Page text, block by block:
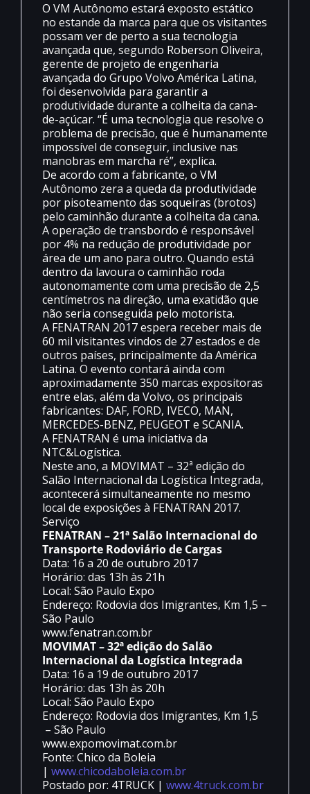
O VM Autônomo estará exposto estático
no estande da marca para que os visitantes
possam ver de perto a sua tecnologia
avançada que, segundo Roberson Oliveira,
gerente de projeto de engenharia
avançada do Grupo Volvo América Latina,
foi desenvolvida para garantir a
produtividade durante a colheita da cana-
de-açúcar. “É uma tecnologia que resolve o
problema de precisão, que é humanamente
impossível de conseguir, inclusive nas
manobras em marcha ré”, explica.
De acordo com a fabricante, o VM
Autônomo zera a queda da produtividade
por pisoteamento das soqueiras (brotos)
pelo caminhão durante a colheita da cana.
A operação de transbordo é responsável
por 4% na redução de produtividade por
área de um ano para outro. Quando está
dentro da lavoura o caminhão roda
autonomamente com uma precisão de 2,5
centímetros na direção, uma exatidão que
não seria conseguida pelo motorista.
A FENATRAN 2017 espera receber mais de
60 mil visitantes vindos de 27 estados e de
outros países, principalmente da América
Latina. O evento contará ainda com
aproximadamente 350 marcas expositoras
entre elas, além da Volvo, os principais
fabricantes: DAF, FORD, IVECO, MAN,
MERCEDES-BENZ, PEUGEOT e SCANIA.
A FENATRAN é uma iniciativa da
NTC&Logística.
Neste ano, a MOVIMAT – 32ª edição do
Salão Internacional da Logística Integrada,
acontecerá simultaneamente no mesmo
local de exposições à FENATRAN 2017.
Serviço
FENATRAN – 21ª Salão Internacional do
Transporte Rodoviário de Cargas
Data: 16 a 20 de outubro 2017
Horário: das 13h às 21h
Local: São Paulo Expo
Endereço: Rodovia dos Imigrantes, Km 1,5 –
São Paulo
www.fenatran.com.br
MOVIMAT – 32ª edição do Salão
Internacional da Logística Integrada
Data: 16 a 19 de outubro 2017
Horário: das 13h às 20h
Local: São Paulo Expo
Endereço: Rodovia dos Imigrantes, Km 1,5
– São Paulo
www.expomovimat.com.br
Fonte: Chico da Boleia
| www.chicodaboleia.com.br
Postado por: 4TRUCK | www.4truck.com.br